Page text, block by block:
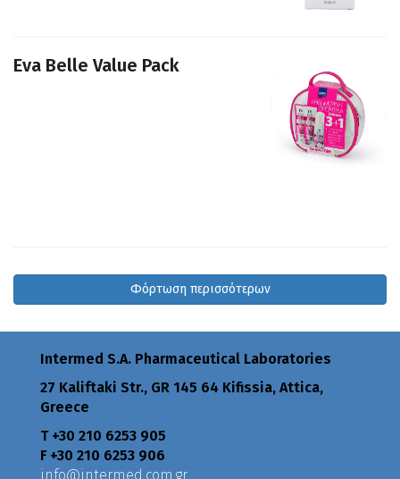
Eva Belle Value Pack
Φόρτωση περισσότερων
Intermed S.A. Pharmaceutical Laboratories
27 Kaliftaki Str., GR 145 64 Κifissia, Attica,
Greece
Τ +30 210 6253 905
F +30 210 6253 906
info@intermed.com.gr